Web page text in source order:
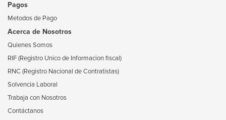
Pagos
Metodos de Pago
Acerca de Nosotros
Quienes Somos
RIF (Registro Unico de Informacion fiscal)
RNC (Registro Nacional de Contratistas)
Solvencia Laboral
Trabaja con Nosotros
Contáctanos